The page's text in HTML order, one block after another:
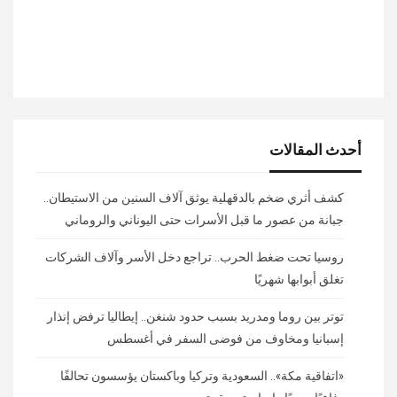
أحدث المقالات
كشف أثري ضخم بالدقهلية يوثق آلاف السنين من الاستيطان..
جبانة من عصور ما قبل الأسرات حتى اليوناني والروماني
روسيا تحت ضغط الحرب.. تراجع دخل الأسر وآلاف الشركات
تغلق أبوابها شهريًا
توتر بين روما ومدريد بسبب حدود شنغن.. إيطاليا ترفض إنذار
إسبانيا ومخاوف من فوضى السفر في أغسطس
«اتفاقية مكة».. السعودية وتركيا وباكستان يؤسسون تحالفًا